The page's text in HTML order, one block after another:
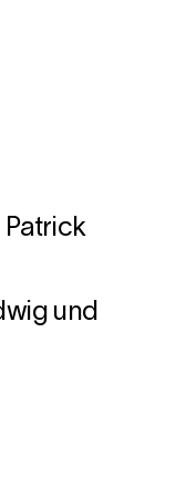
Patrick
und